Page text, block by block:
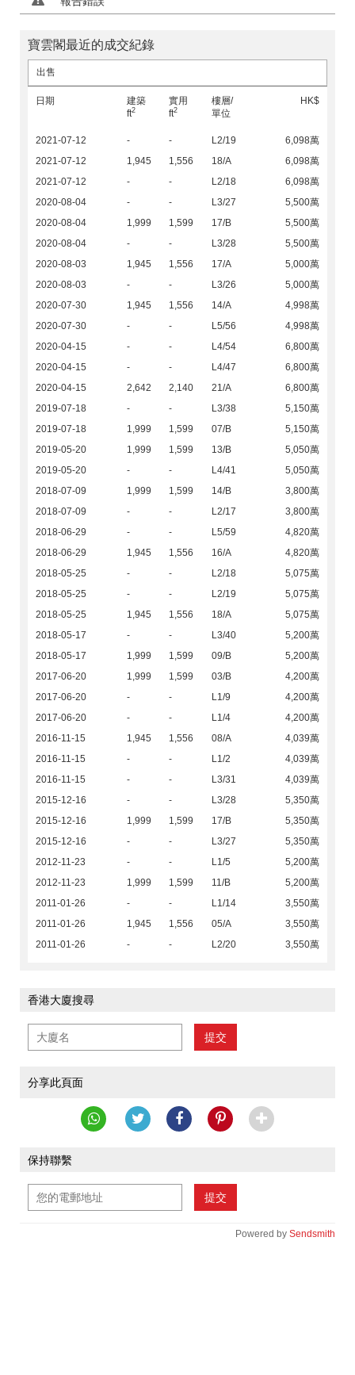
寶雲閣最近的成交紀錄
出售
日期
建築
ft2
實用
ft2
樓層/
單位
HK$
2021-07-12 - - L2/19
6,098萬
2021-07-12
1,945 1,556 18/A
6,098萬
2021-07-12
- - L2/18
6,098萬
2020-08-04
- - L3/27
5,500萬
2020-08-04
1,999 1,599 17/B
5,500萬
2020-08-04
- - L3/28
5,500萬
2020-08-03
1,945 1,556 17/A
5,000萬
2020-08-03
- - L3/26
5,000萬
2020-07-30
1,945 1,556 14/A
4,998萬
2020-07-30
- - L5/56
4,998萬
2020-04-15
- - L4/54
6,800萬
2020-04-15
- - L4/47
6,800萬
2020-04-15
2,642 2,140 21/A
6,800萬
2019-07-18
- - L3/38
5,150萬
2019-07-18
1,999 1,599 07/B
5,150萬
2019-05-20
1,999 1,599 13/B
5,050萬
2019-05-20
- - L4/41
5,050萬
2018-07-09
1,999 1,599 14/B
3,800萬
2018-07-09
- - L2/17
3,800萬
2018-06-29
- - L5/59
4,820萬
2018-06-29
1,945 1,556 16/A
4,820萬
2018-05-25
- - L2/18
5,075萬
2018-05-25
- - L2/19
5,075萬
2018-05-25
1,945 1,556 18/A
5,075萬
2018-05-17
- - L3/40
5,200萬
2018-05-17
1,999 1,599 09/B
5,200萬
2017-06-20
1,999 1,599 03/B
4,200萬
2017-06-20
- - L1/9
4,200萬
2017-06-20
- - L1/4
4,200萬
2016-11-15
1,945 1,556 08/A
4,039萬
2016-11-15
- - L1/2
4,039萬
2016-11-15
- - L3/31
4,039萬
2015-12-16
- - L3/28
5,350萬
2015-12-16
1,999 1,599 17/B
5,350萬
2015-12-16
- - L3/27
5,350萬
2012-11-23
- - L1/5
5,200萬
2012-11-23
1,999 1,599 11/B
5,200萬
2011-01-26
- - L1/14
3,550萬
2011-01-26
1,945 1,556 05/A
3,550萬
2011-01-26
- - L2/20 3,550萬
香港大廈搜尋
提交
分享此頁面
保持聯繫
提交
Powered by Sendsmith